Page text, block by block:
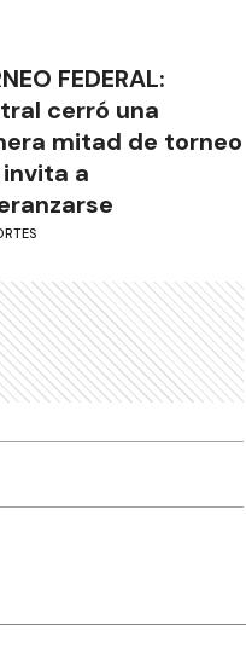
FEDERAL:
cerró una
mitad de torneo
a